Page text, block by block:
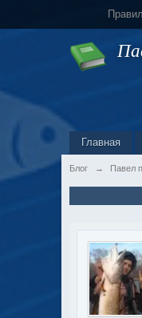
Правила
Главная
Блог → Павел